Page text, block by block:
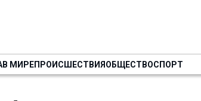
В МИРЕПРОИСШЕСТВИЯОБЩЕСТВОСПОРТ